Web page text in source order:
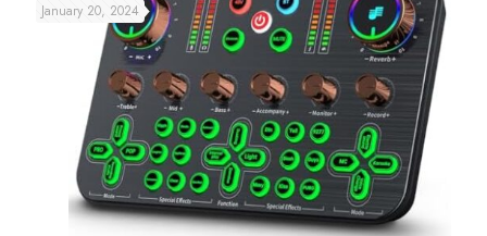
January 20, 2024